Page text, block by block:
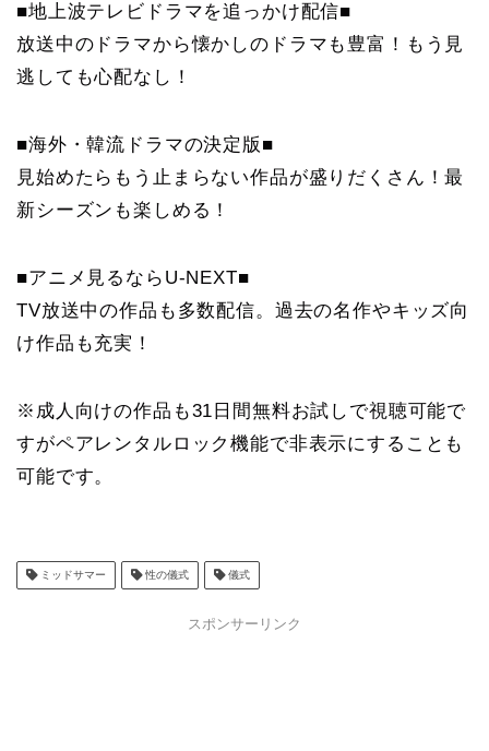
■地上波テレビドラマを追っかけ配信■
放送中のドラマから懐かしのドラマも豊富！もう見
逃しても心配なし！
■海外・韓流ドラマの決定版■
見始めたらもう止まらない作品が盛りだくさん！最
新シーズンも楽しめる！
■アニメ見るならU-NEXT■
TV放送中の作品も多数配信。過去の名作やキッズ向
け作品も充実！
※成人向けの作品も31日間無料お試しで視聴可能で
すがペアレンタルロック機能で非表示にすることも
可能です。
ミッドサマー 性の儀式 儀式
スポンサーリンク